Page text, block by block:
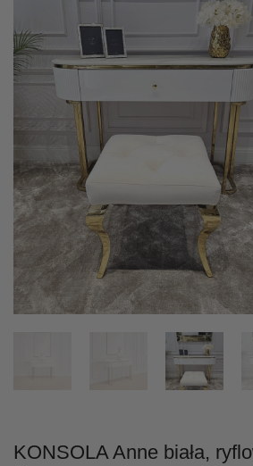
KONSOLA Anne biała,